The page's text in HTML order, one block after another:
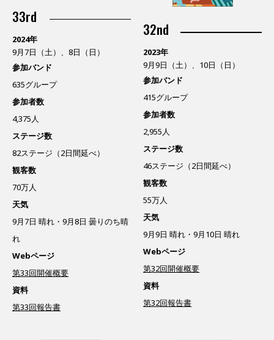
33rd
2024年
9月7日（土）、8日（日）
参加バンド
635グループ
参加者数
4,375人
ステージ数
82ステージ（2日間延べ）
観客数
70万人
天気
9月7日 晴れ・9月8日 曇りのち晴
れ
Webページ
第33回開催概要
資料
第33回報告書
32nd
2023年
9月9日（土）、10日（日）
参加バンド
415グループ
参加者数
2,955人
ステージ数
46ステージ（2日間延べ）
観客数
55万人
天気
9月9日 晴れ・9月10日 晴れ
Webページ
第32回開催概要
資料
第32回報告書